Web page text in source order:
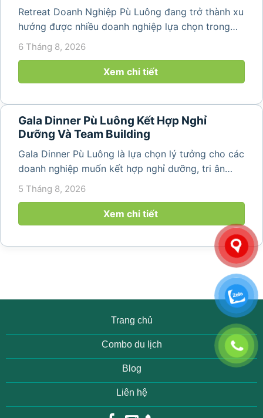
Retreat Doanh Nghiệp Pù Luông đang trở thành xu
hướng được nhiều doanh nghiệp lựa chọn trong
năm 2026 khi nhu cầu kết hợp nghỉ dưỡng, hội
mang đến khoảng thời gian thư giãn...
6 Tháng 8, 2026
Xem chi tiết
Gala Dinner Pù Luông Kết Hợp Nghỉ
Dưỡng Và Team Building
Gala Dinner Pù Luông là lựa chọn lý tưởng cho các
doanh nghiệp muốn kết hợp nghỉ dưỡng, tri ân
nhân viên và xây dựng tinh thần đồng đội trong
không gian thiên nhiên yên bình. Với khung cảnh
núi rừng hùng vĩ, không khí...
5 Tháng 8, 2026
Xem chi tiết
Trang chủ
Combo du lịch
Blog
Liên hệ